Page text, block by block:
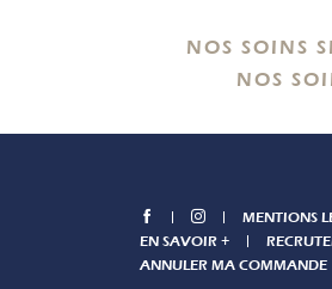
NOS SOINS
NOS
MENTIONS
EN SAVOIR +
ANNULER MA COMMANDE